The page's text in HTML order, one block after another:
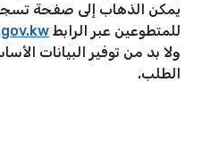
يمكن الذهاب إلى صفحة
للمتطوعين عبر الرابط
ولا بد من توفير البيانات
الطلب.